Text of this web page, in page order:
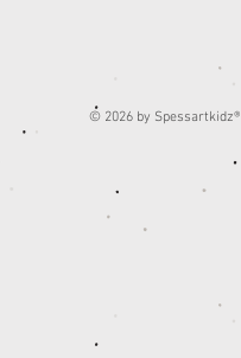
© 2026 by Spessartkidz®